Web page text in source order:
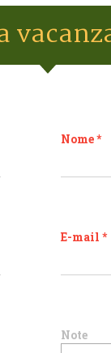
Nome*
E-mail *
Note